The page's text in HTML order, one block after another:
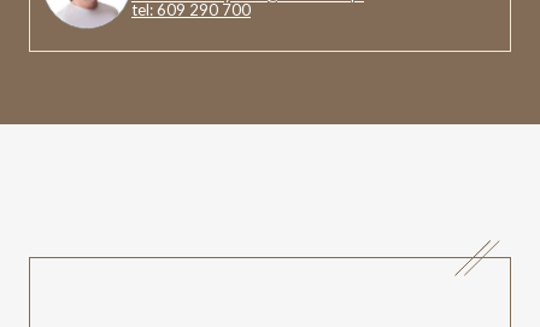
tel: 609 290 700